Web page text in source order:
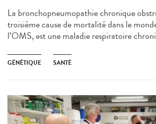
La bronchopneumopathie chronique
troisième cause de mortalité dans le
l’OMS, est une maladie respiratoire
GÉNÉTIQUE SANTÉ